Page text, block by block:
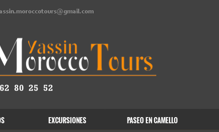
EXCURSIONES PASEO EN CAMELLO